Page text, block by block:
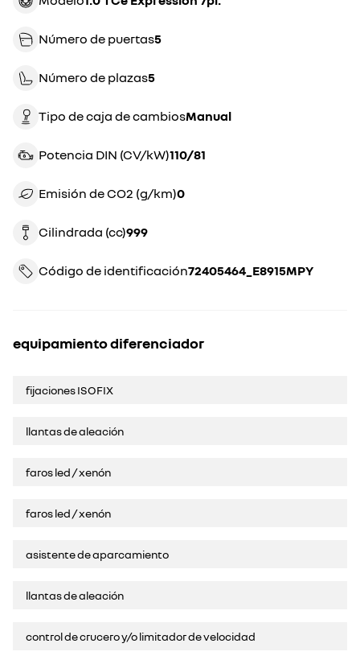
Número de puertas5
Número de plazas5
Tipo de caja de cambios manual
Potencia DIN (CV/kW) 110/81
Emisión de CO2 (g/km)0
Cilindrada (cc) 999
Código de identificación 72405464_E8915MPY
equipamiento diferenciador
fijaciones ISOFIX
llantas de aleación
faros led / xenón
faros led / xenón
asistente de aparcamiento
llantas de aleación
control de crucero y/o limitador de velocidad